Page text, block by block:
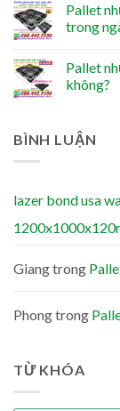
Pallet
trong
Pallet
không?
BÌNH LUẬN
lazer bond usa
Giangtrong
Phongtrong
TỪ KHÓA